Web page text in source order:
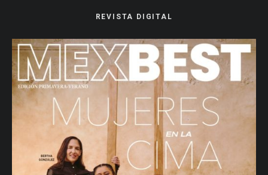
REVISTA DIGITAL